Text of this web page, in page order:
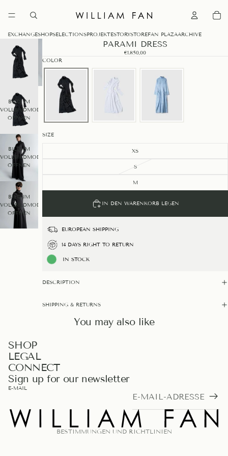
EXCHANGESHOPSELECTIONSPROJEKTESTORYSTOREFAN PLAZAARCHIVE
BILD IM
VOLLBILDMODUS
ÖFFNEN
BILD IM
VOLLBILDMODUS
ÖFFNEN
BILD IM
VOLLBILDMODUS
ÖFFNEN
PARAMI DRESS
€1.850,00
COLOR
SIZE
XS
S
M
IN DEN WARENKORB LEGEN
EUROPEAN SHIPPING
14 DAYS RIGHT TO RETURN
IN STOCK
DESCRIPTION
SHIPPING & RETURNS
You may also like
SHOP
LEGAL
CONNECT
Sign up for our newsletter
E-MAIL
BESTIMMUNGEN UND RICHTLINIEN
DATENSCHUTZERKLÄRUNG
WIDERRUFSRECHT
AGB
IMPRESSUM
KONTAKTINFORMATIONEN